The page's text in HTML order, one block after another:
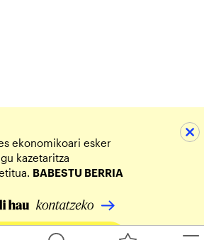
ekonomikoari esker
kazetaritza
BABESTU BERRIA